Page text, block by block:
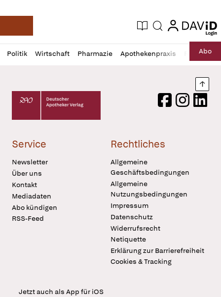
Deutsche Apotheker Zeitung
Aktuelle Ausgabe
Suche login
login
Politik Wirtschaft Pharmazie Apothekenpraxis RechtAbo
Profil
öffnen
Daz
Pur
Deutscher Apotheker Verlag Logo
FacebookInstagram
Service
Newsletter
Über uns
Kontakt
Mediadaten
Abo kündigen
RSS-Feed
Rechtliches
Allgemeine
Geschäftsbedingungen
Allgemeine
Nutzungsbedingungen
Impressum
Datenschutz
Widerrufsrecht
Netiquette
Erklärung zur Barrierefreiheit
Cookies & Tracking
Jetzt auch als App für iOS